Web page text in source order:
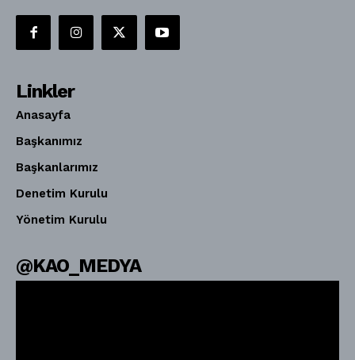
Linkler
Anasayfa
Başkanımız
Başkanlarımız
Denetim Kurulu
Yönetim Kurulu
@KAO_MEDYA